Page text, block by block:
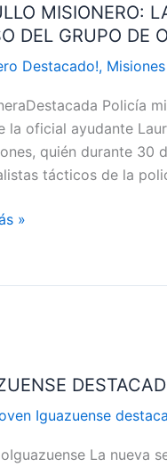
MISIONERO:
DEL GRUPO DE
Destacado!,
Policía
la oficial ayudante
quién durante 30
tácticos de la
»
Iguazuense
La nueva